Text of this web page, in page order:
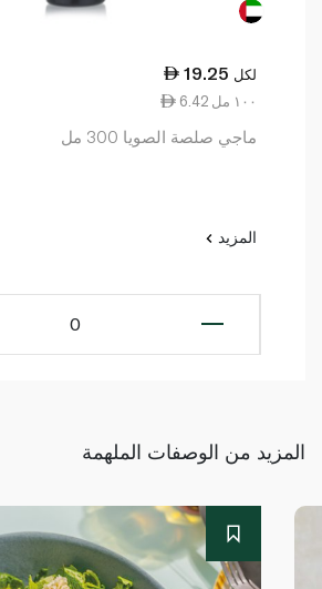
19.25 لكل
6.42 ١٠٠ مل
ماجي صلصة الصويا 300 مل
المزيد
0
المزيد من الوصفات الملهمة